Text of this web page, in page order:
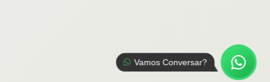
Vamos Conversar?